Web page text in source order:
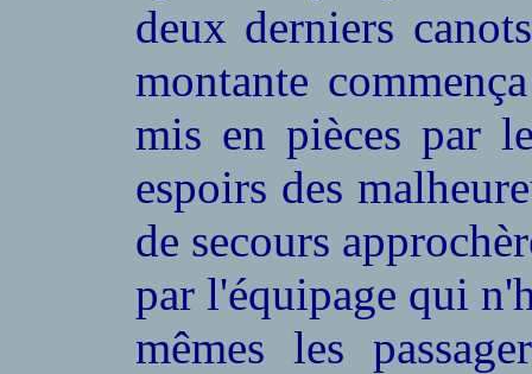
deux derniers
montante
mis en pièces par
espoirs des
de secours
par l'équipage qui
mêmes les